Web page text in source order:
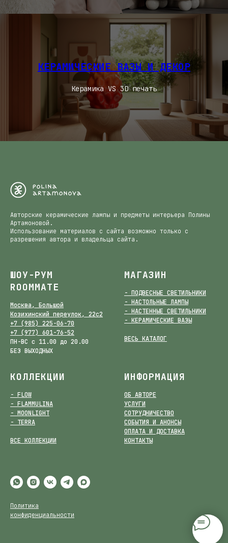
КЕРАМИЧЕСКИЕ ВАЗЫ И ДЕКОР
Керамика VS 3D печать
Авторские керамические лампы и предметы интерьера Полины
Артамоновой.
Использование материалов с сайта возможно только с
разрешения автора и владельца сайта.
ШОУ-РУМ
ROOMMATE
Москва, Большой
Козихинский переулок, 22с2
+7 (985) 225-06-70
+7 (977) 601-76-52
ПН-ВС с 11.00 до 20.00
БЕЗ ВЫХОДНЫХ
МАГАЗИН
- ПОДВЕСНЫЕ СВЕТИЛЬНИКИ
- НАСТОЛЬНЫЕ ЛАМПЫ
- НАСТЕННЫЕ СВЕТИЛЬНИКИ
- КЕРАМИЧЕСКИЕ ВАЗЫ
ВЕСЬ КАТАЛОГ
КОЛЛЕКЦИИ
- FLOW
- FLAMMULINA
- MOONLIGHT
- TERRA
ВСЕ КОЛЛЕКЦИИ
ИНФОРМАЦИЯ
ОБ АВТОРЕ
УСЛУГИ
СОТРУДНИЧЕСТВО
СОБЫТИЯ И АНОНСЫ
ОПЛАТА И ДОСТАВКА
КОНТАКТЫ
Политика
конфиденциальности